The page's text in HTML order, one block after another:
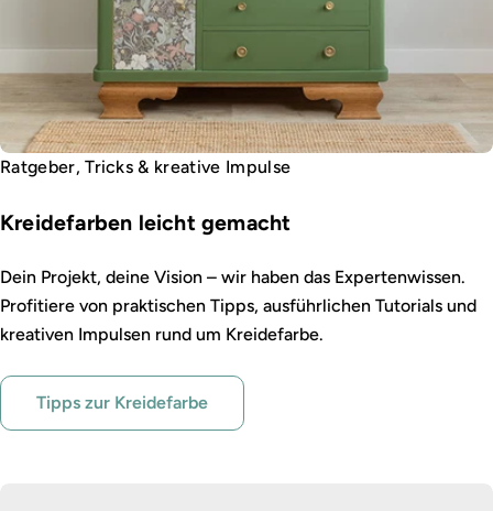
Ratgeber, Tricks & kreative Impulse
Kreidefarben leicht gemacht
Dein Projekt, deine Vision – wir haben das Expertenwissen.
Profitiere von praktischen Tipps, ausführlichen Tutorials und
kreativen Impulsen rund um Kreidefarbe.
Tipps zur Kreidefarbe